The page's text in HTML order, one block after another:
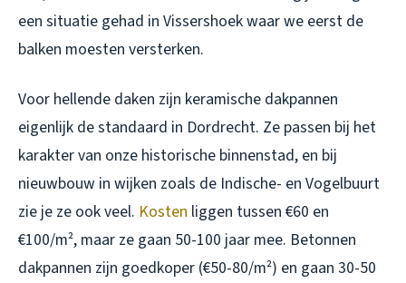
een situatie gehad in Vissershoek waar we eerst de
balken moesten versterken.
Voor hellende daken zijn keramische dakpannen
eigenlijk de standaard in Dordrecht. Ze passen bij het
karakter van onze historische binnenstad, en bij
nieuwbouw in wijken zoals de Indische- en Vogelbuurt
zie je ze ook veel. Kosten liggen tussen €60 en
€100/m², maar ze gaan 50-100 jaar mee. Betonnen
dakpannen zijn goedkoper (€50-80/m²) en gaan 30-50